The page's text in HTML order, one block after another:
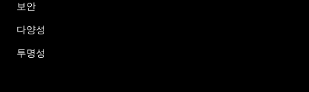
보안
다양성
투명성